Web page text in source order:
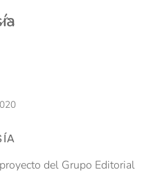
Back
del Grupo Editorial